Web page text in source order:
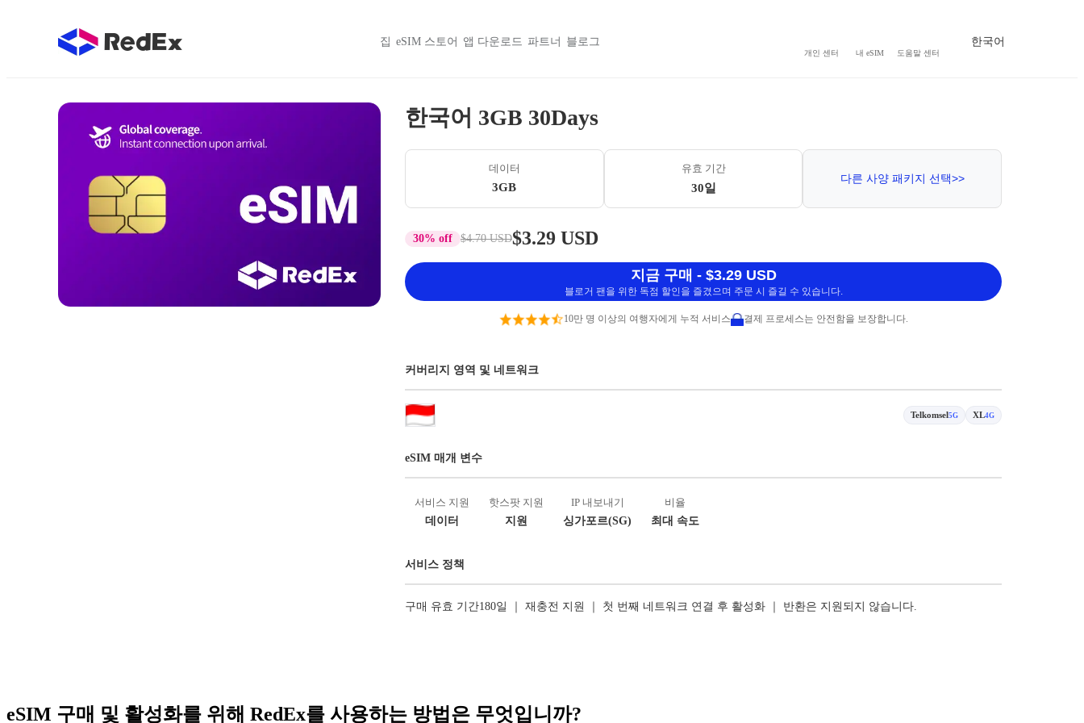
집 eSIM 스토어 앱 다운로드 파트너 블로그
개인 센터 내 eSIM 도움말 센터
한국어
한국어 3GB 30Days
데이터
3GB
유효 기간
30일
다른 사양 패키지 선택>>
30% off $4.70 USD$3.29 USD
지금 구매 - $3.29 USD
블로거 팬을 위한 독점 할인을 즐겼으며 주문 시 즐길 수 있습니다.
10만 명 이상의 여행자에게 누적 서비스 결제 프로세스는 안전함을 보장합니다.
커버리지 영역 및 네트워크
Telkomsel5G XL4G
eSIM 매개 변수
서비스 지원
데이터
핫스팟 지원
지원
IP 내보내기
싱가포르(SG)
비율
최대 속도
서비스 정책
구매 유효 기간180일 ｜ 재충전 지원 ｜ 첫 번째 네트워크 연결 후 활성화 ｜ 반환은 지원되지 않습니다.
eSIM 구매 및 활성화를 위해 RedEx를 사용하는 방법은 무엇입니까?